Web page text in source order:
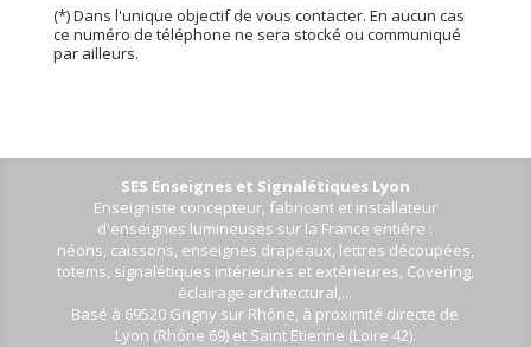
(*) Dans l'unique objectif de vous contacter. En aucun cas
ce numéro de téléphone ne sera stocké ou communiqué
par ailleurs.
SES Enseignes et Signalétiques Lyon
Enseigniste concepteur, fabricant et installateur
d'enseignes lumineuses sur la France entière :
néons, caissons, enseignes drapeaux, lettres découpées,
totems, signalétiques intérieures et extérieures, Covering,
éclairage architectural,...
Basé à 69520 Grigny sur Rhône, à proximité directe de
Lyon (Rhône 69) et Saint Etienne (Loire 42).